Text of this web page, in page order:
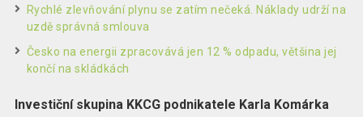
Rychlé zlevňování plynu se zatím nečeká. Náklady udrží na
uzdě správná smlouva
Česko na energii zpracovává jen 12 % odpadu, většina jej
končí na skládkách
Investiční skupina KKCG podnikatele Karla Komárka